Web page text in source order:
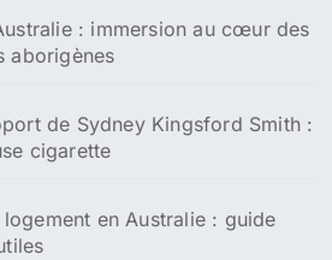
: immersion au cœur des
aborigènes
de Sydney Kingsford Smith :
cigarette
en Australie : guide